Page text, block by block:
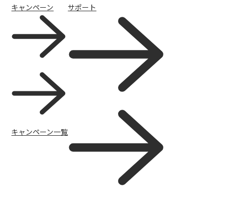
キャンペーン
キャンペーン一覧
サポート